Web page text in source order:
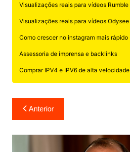
Visualizações reais para vídeos Rumble
Visualizações reais para vídeos Odysee
Como crescer no instagram mais rápido
Assessoria de imprensa e backlinks
Comprar IPV4 e IPV6 de alta velocidade
Navegação
de
Post
Anterior